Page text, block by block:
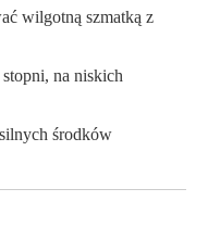
wilgotną szmatką z
na niskich
środków